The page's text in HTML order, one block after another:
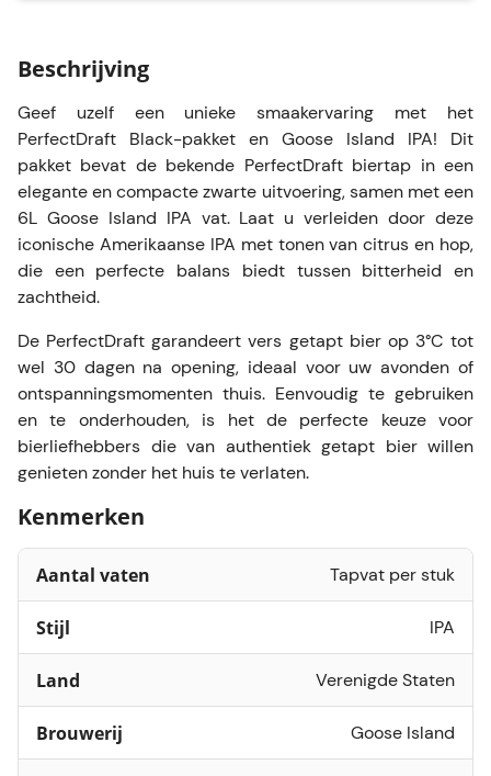
Beschrijving
Geef uzelf een unieke smaakervaring met het
PerfectDraft Black-pakket en Goose Island IPA! Dit
pakket bevat de bekende PerfectDraft biertap in een
elegante en compacte zwarte uitvoering, samen met een
6L Goose Island IPA vat. Laat u verleiden door deze
iconische Amerikaanse IPA met tonen van citrus en hop,
die een perfecte balans biedt tussen bitterheid en
zachtheid.
De PerfectDraft garandeert vers getapt bier op 3°C tot
wel 30 dagen na opening, ideaal voor uw avonden of
ontspanningsmomenten thuis. Eenvoudig te gebruiken
en te onderhouden, is het de perfecte keuze voor
bierliefhebbers die van authentiek getapt bier willen
genieten zonder het huis te verlaten.
Kenmerken
Aantal vaten Tapvat per stuk
Stijl IPA
Land Verenigde Staten
Brouwerij Goose Island